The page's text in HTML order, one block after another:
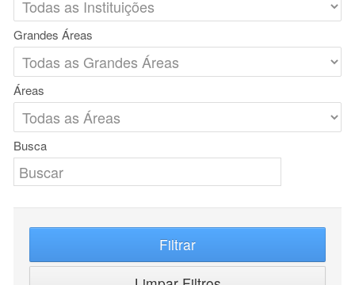
Grandes Áreas
Áreas
Busca
Filtrar